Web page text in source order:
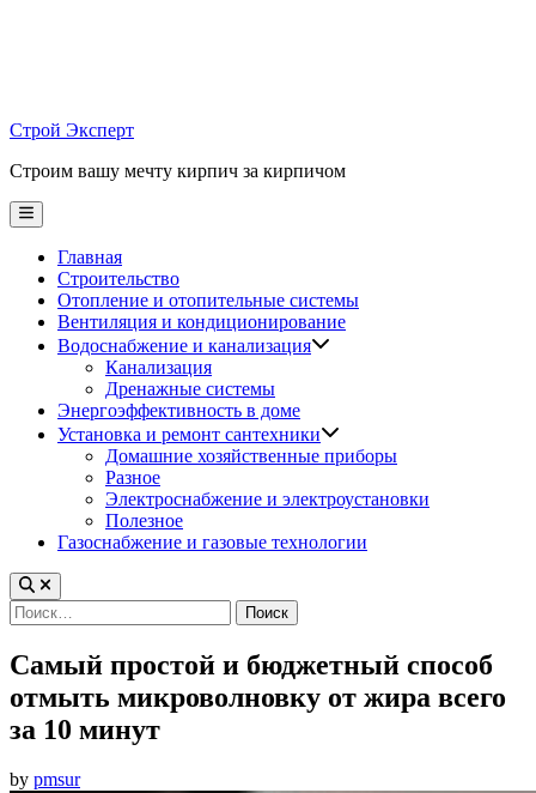
Строй Эксперт
Строим вашу мечту кирпич за кирпичом
Main
Menu
Главная
Строительство
Отопление и отопительные системы
Вентиляция и кондиционирование
Водоснабжение и канализация
Канализация
Дренажные системы
Энергоэффективность в доме
Установка и ремонт сантехники
Домашние хозяйственные приборы
Разное
Электроснабжение и электроустановки
Полезное
Газоснабжение и газовые технологии
Найти:
Самый простой и бюджетный способ
отмыть микроволновку от жира всего
за 10 минут
by pmsur